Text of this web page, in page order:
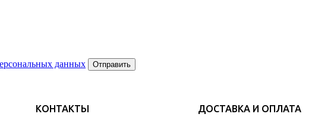
данных Отправить
КОНТАКТЫ ДОСТАВКА И ОПЛАТА